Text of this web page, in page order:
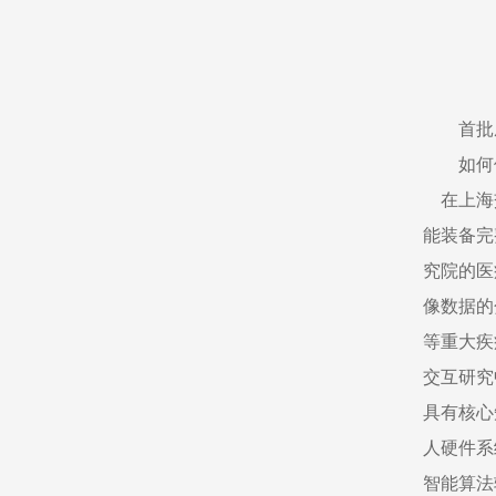
首
如
在上海
能装备
究院的
像数据
等重大
交互研
具有核
人硬件
智能算